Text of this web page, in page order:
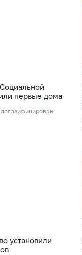
первые дома
установили